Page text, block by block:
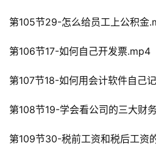
避
坑
指
南
营
科
第105节29-怎么给员工上公积金
第106节17-如何自己开发票.mp4
第107节18-如何用会计软件自己
第108节19-学会看公司的三大财
第109节30-税前工资和税后工资